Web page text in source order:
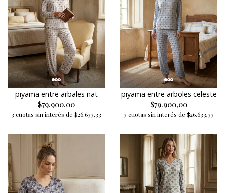
piyama entre arbales nat
$79.900,00
3 cuotas sin interés de $26.633,33
piyama entre arboles celeste
$79.900,00
3 cuotas sin interés de $26.633,33